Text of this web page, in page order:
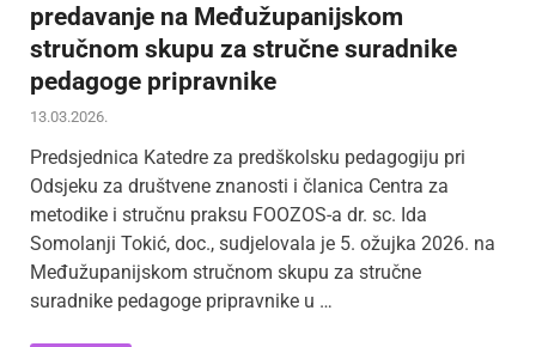
predavanje na Međužupanijskom
stručnom skupu za stručne suradnike
pedagoge pripravnike
13.03.2026.
Predsjednica Katedre za predškolsku pedagogiju pri
Odsjeku za društvene znanosti i članica Centra za
metodike i stručnu praksu FOOZOS-a dr. sc. Ida
Somolanji Tokić, doc., sudjelovala je 5. ožujka 2026. na
Međužupanijskom stručnom skupu za stručne
suradnike pedagoge pripravnike u …